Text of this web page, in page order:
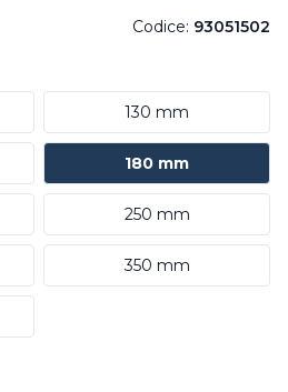
Codice: 93051502
130 mm
180 mm
250 mm
350 mm